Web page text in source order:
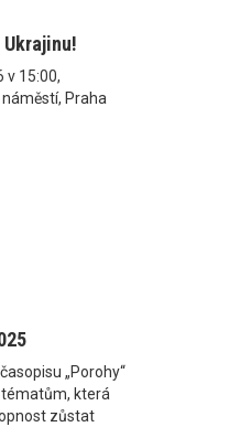
Ukrajinu!
v 15:00,
Praha
„Porohy“
která
zůstat